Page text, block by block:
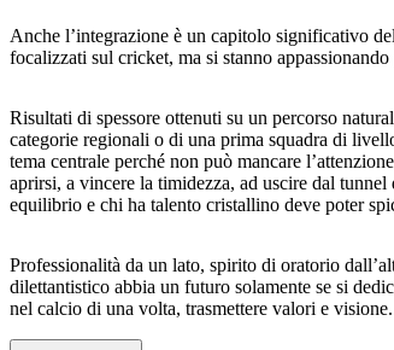
Anche l’integrazione è un capitolo significativo
focalizzati sul cricket, ma si stanno
Risultati di spessore ottenuti su un percorso
categorie regionali o di una prima squadra di
tema centrale perché non può mancare
aprirsi, a vincere la timidezza, ad uscire dal
equilibrio e chi ha talento cristallino deve poter
Professionalità da un lato, spirito di oratorio
dilettantistico abbia un futuro solamente se si
nel calcio di una volta, trasmettere valori e